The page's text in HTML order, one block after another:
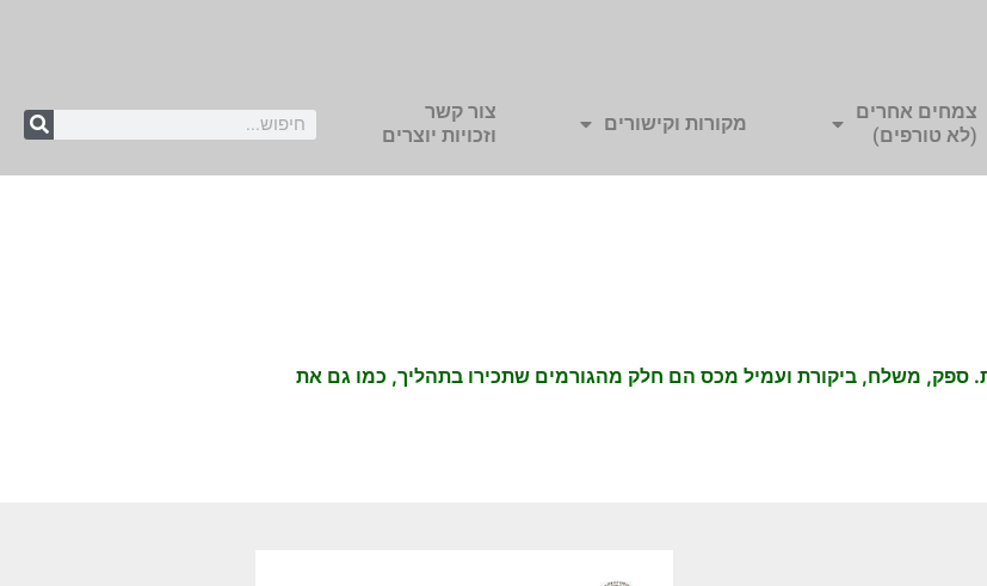
צמחים אחרים
(לא טורפים)
מקורות וקישורים
צור קשר
וזכויות יוצרים
ספק, משלח, ביקורת ועמיל מכס הם חלק מהגורמים שתכירו בתהליך, כמו גם את